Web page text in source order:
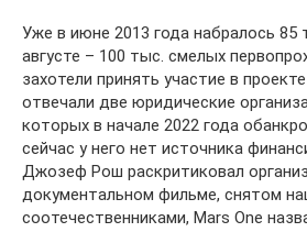
Уже в июне 2013 года набралось 85
августе – 100 тыс. смелых
захотели принять участие в
отвечали две юридические
которых в начале 2022 года
сейчас у него нет источника
Джозеф Рош раскритиковал
документальном фильме, снятом
соотечественниками, Mars One